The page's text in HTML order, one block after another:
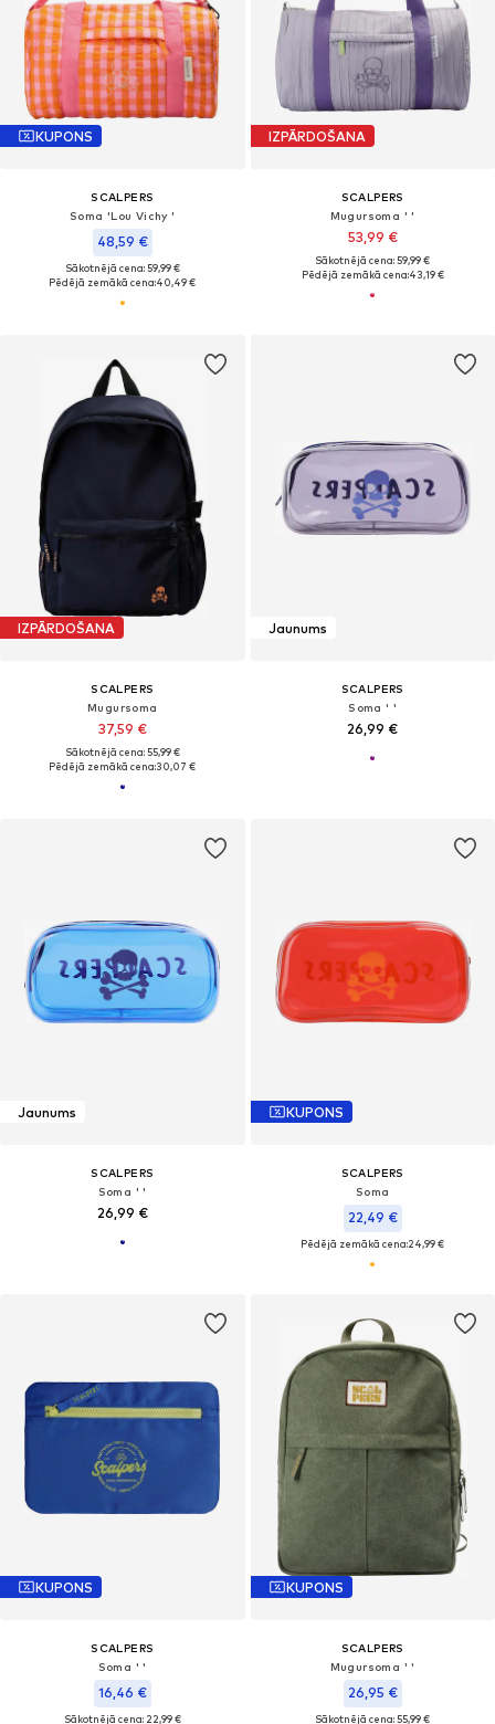
KUPONS
SCALPERS
Soma 'Lou Vichy '
48,59 €
Sākotnējā cena: 59,99 €
Pēdējā zemākā cena:40,49 €
IZPĀRDOŠANA
SCALPERS
Mugursoma ' '
53,99 €
Sākotnējā cena: 59,99 €
Pēdējā zemākā cena:43,19 €
IZPĀRDOŠANA
SCALPERS
Mugursoma
37,59 €
Sākotnējā cena: 55,99 €
Pēdējā zemākā cena:30,07 €
Jaunums
SCALPERS
Soma ' '
26,99 €
Jaunums
SCALPERS
Soma ' '
26,99 €
KUPONS
SCALPERS
Soma
22,49 €
Pēdējā zemākā cena:24,99 €
KUPONS
SCALPERS
Soma ' '
16,46 €
Sākotnējā cena: 22,99 €
KUPONS
SCALPERS
Mugursoma ' '
26,95 €
Sākotnējā cena: 55,99 €